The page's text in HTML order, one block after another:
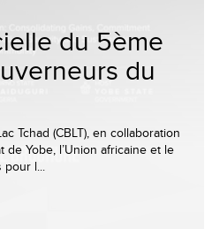
du 5ème
du
Tchad (CBLT), en collaboration
de Yobe, l’Union africaine et le
pour l...